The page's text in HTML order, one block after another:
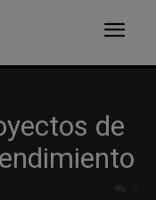
de